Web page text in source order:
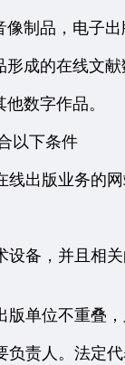
制品，电子出
成的在线文献
数字作品。
以下条件
出版业务的网
备，并且相关
单位不重叠，
责人。法定代